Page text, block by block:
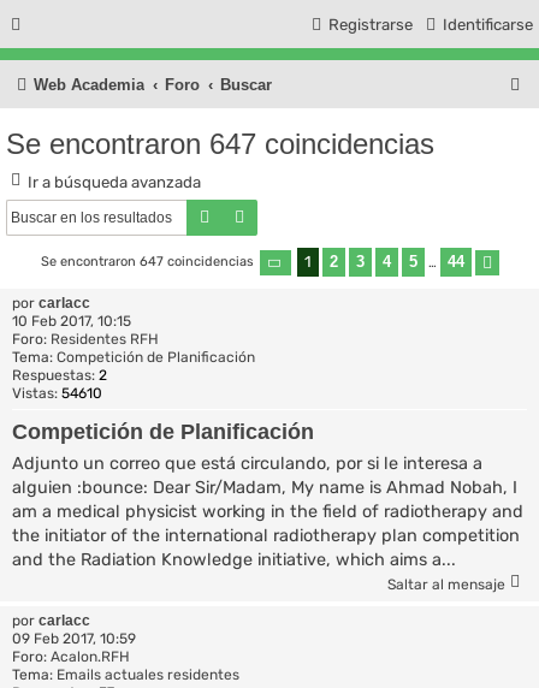
Identificarse
Registrarse
Web Academia Foro Buscar
Se encontraron 647 coincidencias
Ir a búsqueda avanzada
Buscar
Se encontraron 647 coincidencias Página de 44
1 2 3 4 5 … 44
por carlacc
10 Feb 2017, 10:15
Foro: Residentes RFH
Tema: Competición de Planificación
Respuestas: 2
Vistas: 54610
Competición de Planificación
Adjunto un correo que está circulando, por si le interesa a
alguien :bounce: Dear Sir/Madam, My name is Ahmad Nobah, I
am a medical physicist working in the field of radiotherapy and
the initiator of the international radiotherapy plan competition
and the Radiation Knowledge initiative, which aims a...
Saltar al mensaje
por carlacc
09 Feb 2017, 10:59
Foro: Acalon.RFH
Tema: Emails actuales residentes